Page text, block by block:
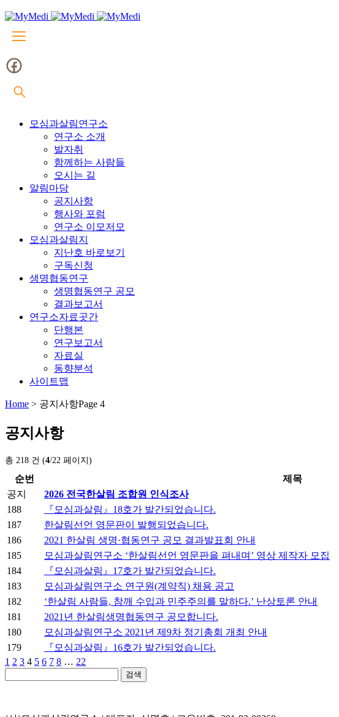
모심과살림연구소
연구소 소개
발자취
함께하는 사람들
오시는 길
알림마당
공지사항
행사와 포럼
연구소 이모저모
모심과살림지
지난호 바로보기
구독신청
생명협동연구
생명협동연구 공모
결과보고서
연구소자료곳간
단행본
연구보고서
자료실
동향분석
사이트맵
Home > 공지사항Page 4
공지사항
총 218 건 (4/22 페이지)
순번 제목
공지
2026 전국한살림 조합원 인식조사
188
『모심과살림』18호가 발간되었습니다.
187
한살림선언 영문판이 발행되었습니다.
186
2021 한살림 생명·협동연구 공모 결과발표회 안내
185
모심과살림연구소 ‘한살림선언 영문판을 펴내며’ 영상 제작자 모집
184
『모심과살림』17호가 발간되었습니다.
183
모심과살림연구소 연구원(계약직) 채용 공고
182
‘한살림 사람들, 참깨 수입과 민주주의를 말하다.’ 난상토론 안내
181
2021년 한살림생명협동연구 공모합니다.
180
모심과살림연구소 2021년 제9차 정기총회 개최 안내
179
『모심과살림』16호가 발간되었습니다.
1 2 3 4 5 6 7 8 … 22
검색